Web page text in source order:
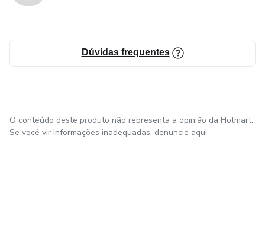
Dúvidas frequentes
O conteúdo deste produto não representa a opinião da Hotmart.
Se você vir informações inadequadas, denuncie aqui